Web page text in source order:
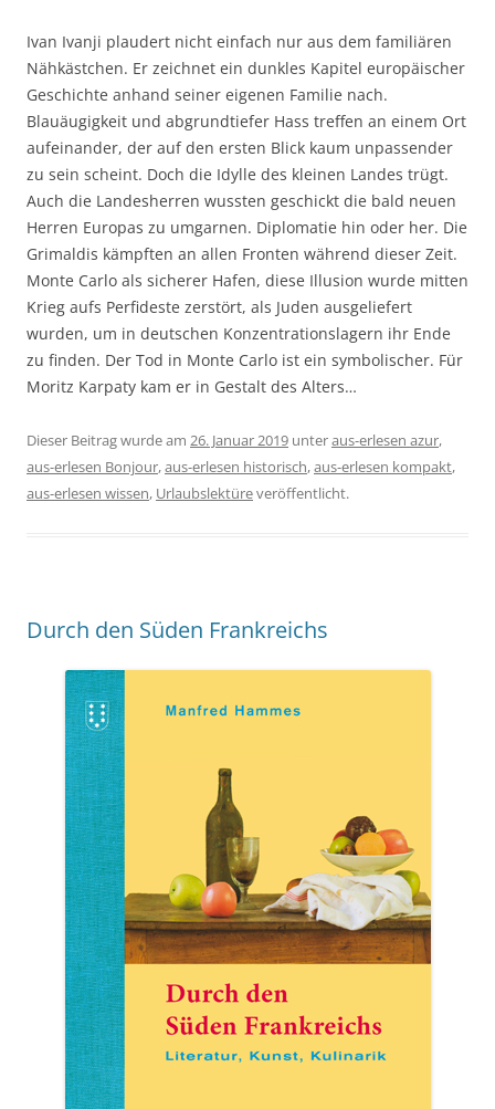
Ivan Ivanji plaudert nicht einfach nur aus dem familiären
Nähkästchen. Er zeichnet ein dunkles Kapitel europäischer
Geschichte anhand seiner eigenen Familie nach.
Blauäugigkeit und abgrundtiefer Hass treffen an einem Ort
aufeinander, der auf den ersten Blick kaum unpassender
zu sein scheint. Doch die Idylle des kleinen Landes trügt.
Auch die Landesherren wussten geschickt die bald neuen
Herren Europas zu umgarnen. Diplomatie hin oder her. Die
Grimaldis kämpften an allen Fronten während dieser Zeit.
Monte Carlo als sicherer Hafen, diese Illusion wurde mitten
Krieg aufs Perfideste zerstört, als Juden ausgeliefert
wurden, um in deutschen Konzentrationslagern ihr Ende
zu finden. Der Tod in Monte Carlo ist ein symbolischer. Für
Moritz Karpaty kam er in Gestalt des Alters…
Dieser Beitrag wurde am 26. Januar 2019 unteraus-erlesen azur,
aus-erlesen Bonjour,aus-erlesen historisch,aus-erlesen kompakt,
aus-erlesen wissen, Urlaubslektüreveröffentlicht.
Durch den Süden Frankreichs